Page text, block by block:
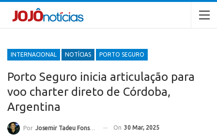
INTERNACIONAL NOTÍCIAS PORTO SEGURO
Porto Seguro inicia articulação para
voo charter direto de Córdoba,
Argentina
Por Josemir Tadeu Fonseca On 30 Mar, 2025